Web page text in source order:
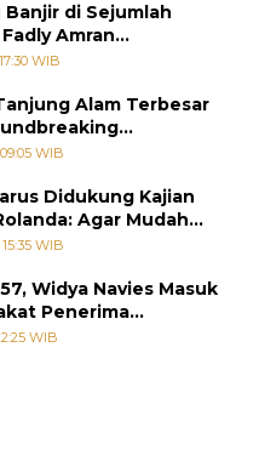
Banjir di Sejumlah
Amran
Siaga
WIB
Alam Terbesar
WIB
Didukung Kajian
Agar Mudah
WIB
Widya Navies Masuk
Penerima
Padang
WIB
Jepang Selalu